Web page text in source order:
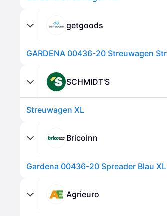
getgoods
SCHMIDT'S
Streuwagen XL
Bricoinn
Gardena 00436-20 Spreader Blau XL
Agrieuro